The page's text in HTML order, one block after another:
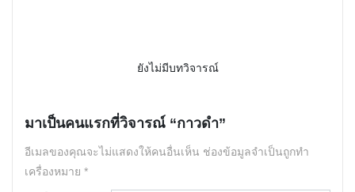
ยังไม่มีบทวิจารณ์
มาเป็นคนแรกที่วิจารณ์ “กาวดำ”
อีเมลของคุณจะไม่แสดงให้คนอื่นเห็น ช่องข้อมูลจำเป็นถูกทำ
เครื่องหมาย *